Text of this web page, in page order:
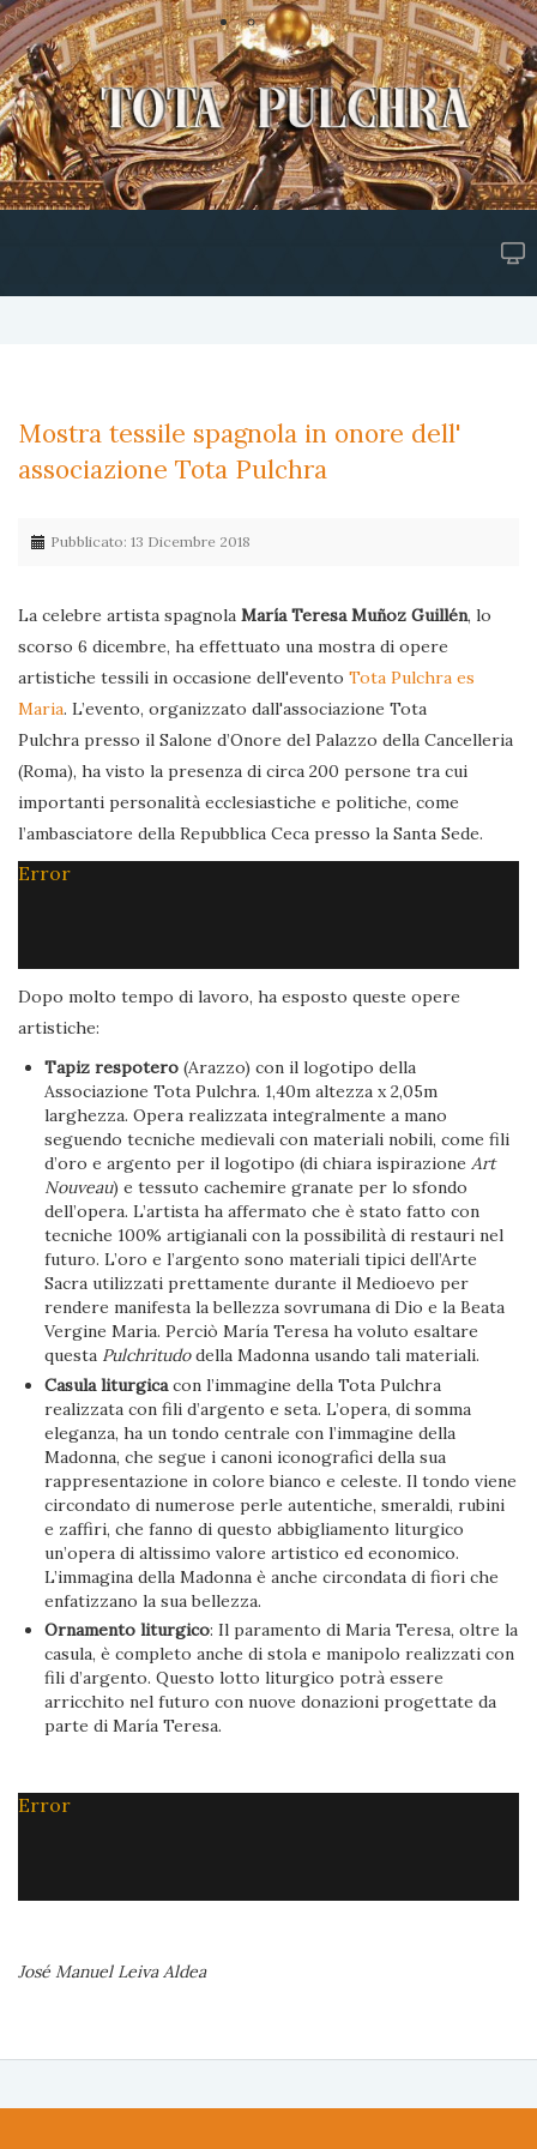
Mostra tessile spagnola in onore dell'
associazione Tota Pulchra
Pubblicato: 13 Dicembre 2018
La celebre artista spagnola María Teresa Muñoz Guillén, lo
scorso 6 dicembre, ha effettuato una mostra di opere
artistiche tessili in occasione dell'evento Tota Pulchra es
Maria. L’evento, organizzato dall'associazione Tota
Pulchra presso il Salone d’Onore del Palazzo della Cancelleria
(Roma), ha visto la presenza di circa 200 persone tra cui
importanti personalità ecclesiastiche e politiche, come
l’ambasciatore della Repubblica Ceca presso la Santa Sede.
Error
Dopo molto tempo di lavoro, ha esposto queste opere
artistiche:
Tapiz respotero (Arazzo) con il logotipo della
Associazione Tota Pulchra. 1,40m altezza x 2,05m
larghezza. Opera realizzata integralmente a mano
seguendo tecniche medievali con materiali nobili, come fili
d’oro e argento per il logotipo (di chiara ispirazioneArt
Nouveau) e tessuto cachemire granate per lo sfondo
dell’opera. L’artista ha affermato che è stato fatto con
tecniche 100% artigianali con la possibilità di restauri nel
futuro. L’oro e l’argento sono materiali tipici dell’Arte
Sacra utilizzati prettamente durante il Medioevo per
rendere manifesta la bellezza sovrumana di Dio e la Beata
Vergine Maria. Perciò María Teresa ha voluto esaltare
questa Pulchritudodella Madonna usando tali materiali.
Casula liturgicacon l’immagine della Tota Pulchra
realizzata con fili d’argento e seta. L’opera, di somma
eleganza, ha un tondo centrale con l’immagine della
Madonna, che segue i canoni iconografici della sua
rappresentazione in colore bianco e celeste. Il tondo viene
circondato di numerose perle autentiche, smeraldi, rubini
e zaffiri, che fanno di questo abbigliamento liturgico
un’opera di altissimo valore artistico ed economico.
L’immagina della Madonna è anche circondata di fiori che
enfatizzano la sua bellezza.
Ornamento liturgico: Il paramento di Maria Teresa, oltre la
casula, è completo anche di stola e manipolo realizzati con
fili d’argento. Questo lotto liturgico potrà essere
arricchito nel futuro con nuove donazioni progettate da
parte di María Teresa.
Error
José Manuel Leiva Aldea